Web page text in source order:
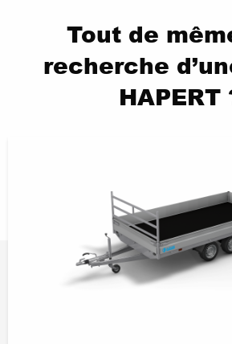
Tout de
recherche
HAPERT